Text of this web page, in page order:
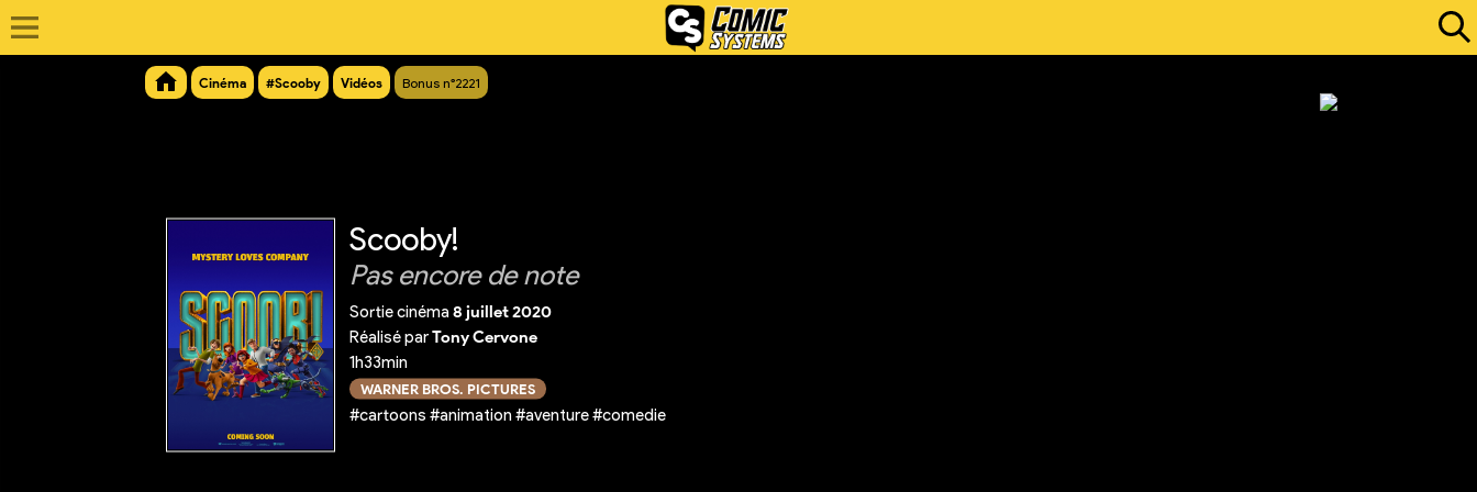
Cinéma #Scooby Vidéos Bonus n°2221
Scooby!
Pas encore de note
Sortie cinéma 8 juillet 2020
Réalisé parTony Cervone
1h33min
WARNER BROS. PICTURES
#cartoons #animation #aventure #comedie